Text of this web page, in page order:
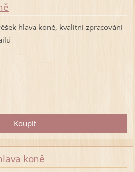
hlava koně, kvalitní zpracování
koně